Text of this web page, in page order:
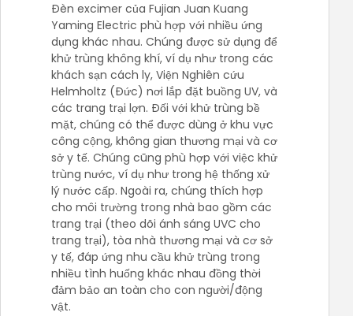
Đèn excimer của Fujian Juan Kuang
Yaming Electric phù hợp với nhiều ứng
dụng khác nhau. Chúng được sử dụng để
khử trùng không khí, ví dụ như trong các
khách sạn cách ly, Viện Nghiên cứu
Helmholtz (Đức) nơi lắp đặt buồng UV, và
các trang trại lợn. Đối với khử trùng bề
mặt, chúng có thể được dùng ở khu vực
công cộng, không gian thương mại và cơ
sở y tế. Chúng cũng phù hợp với việc khử
trùng nước, ví dụ như trong hệ thống xử
lý nước cấp. Ngoài ra, chúng thích hợp
cho môi trường trong nhà bao gồm các
trang trại (theo dõi ánh sáng UVC cho
trang trại), tòa nhà thương mại và cơ sở
y tế, đáp ứng nhu cầu khử trùng trong
nhiều tình huống khác nhau đồng thời
đảm bảo an toàn cho con người/động
vật.